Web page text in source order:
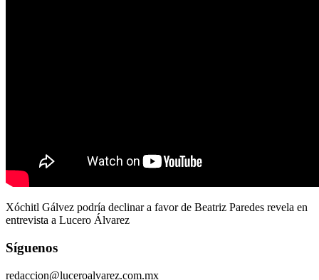
Xóchitl Gálvez podría declinar a favor de Beatriz Paredes revela en
entrevista a Lucero Álvarez
Síguenos
redaccion@luceroalvarez.com.mx